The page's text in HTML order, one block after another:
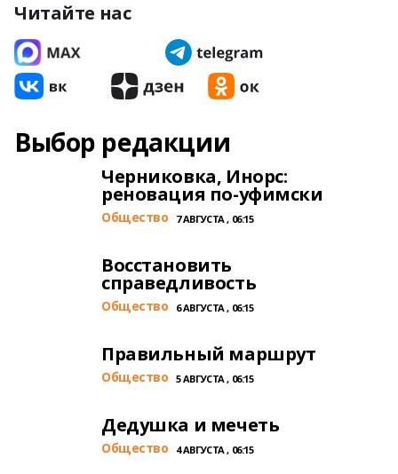
Читайте нас
Выбор редакции
Черниковка, Инорс:
реновация по-уфимски
Общество 7 АВГУСТА , 06:15
Восстановить
справедливость
Общество 6 АВГУСТА , 06:15
Правильный маршрут
Общество 5 АВГУСТА , 06:15
Дедушка и мечеть
Общество 4 АВГУСТА , 06:15